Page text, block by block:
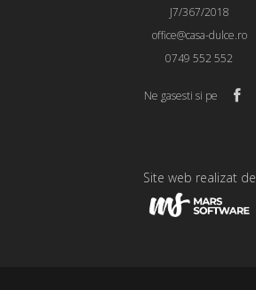
J7/367/2018
office@casa-dulce.ro
0749 552 552
Ne gasesti si pe
Site web realizat de